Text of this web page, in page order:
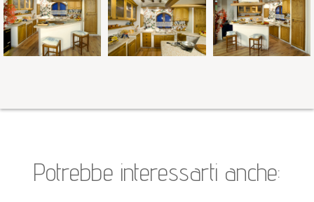
Potrebbe interessarti anche: